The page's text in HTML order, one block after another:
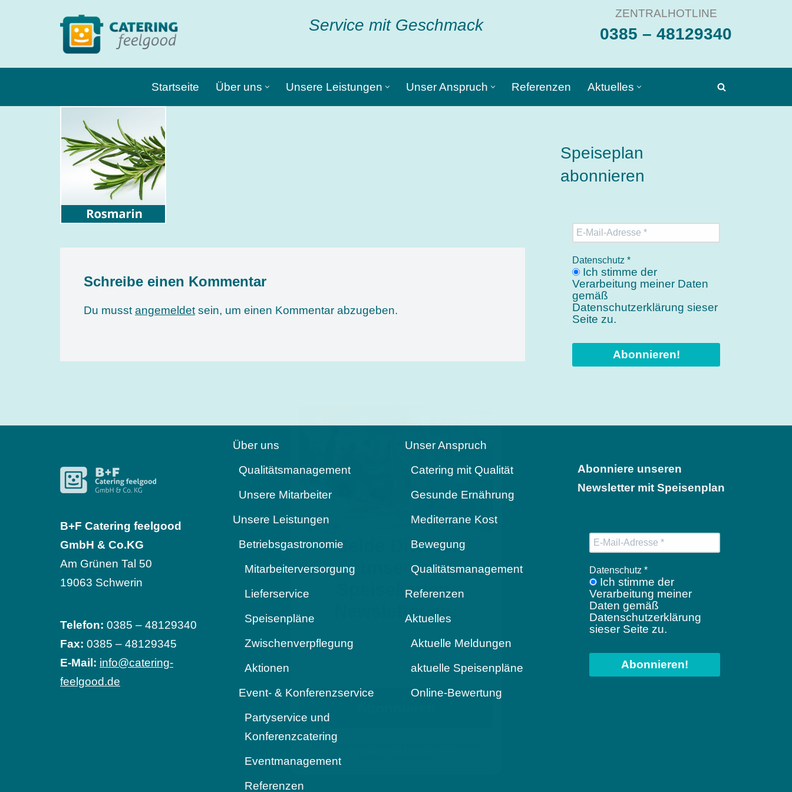
springen
Service mit Geschmack
ZENTRALHOTLINE
0385 – 48129340
Startseite Über uns Unsere Leistungen Unser Anspruch Referenzen Aktuelles
Melde Dich für
unseren
Speisekarten-
Newsletter an:
Schreibe einen Kommentar
Du musst angemeldet sein, um einen Kommentar abzugeben.
Speiseplan
abonnieren
Datenschutz *
Ich stimme der
Verarbeitung meiner Daten
gemäß
Datenschutzerklärung sieser
Seite zu.
B+F Catering feelgood
GmbH & Co.KG
Am Grünen Tal 50
19063 Schwerin
Telefon: 0385 – 48129340
Fax: 0385 – 48129345
E-Mail: info@catering-
feelgood.de
Über uns
Qualitätsmanagement
Unsere Mitarbeiter
Unsere Leistungen
Betriebsgastronomie
Mitarbeiterversorgung
Lieferservice
Speisenpläne
Zwischenverpflegung
Aktionen
Event- & Konferenzservice
Partyservice und
Konferenzcatering
Eventmanagement
Referenzen
Unser Anspruch
Catering mit Qualität
Gesunde Ernährung
Mediterrane Kost
Bewegung
Qualitätsmanagement
Referenzen
Aktuelles
Aktuelle Meldungen
aktuelle Speisenpläne
Online-Bewertung
Abonniere unseren
Newsletter mit Speisenplan
Datenschutz *
Ich stimme der
Verarbeitung meiner
Daten gemäß
Datenschutzerklärung
sieser Seite zu.